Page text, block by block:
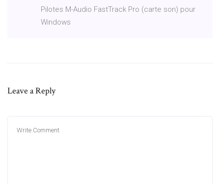
Pilotes M-Audio FastTrack Pro (carte son) pour
Windows
Leave a Reply